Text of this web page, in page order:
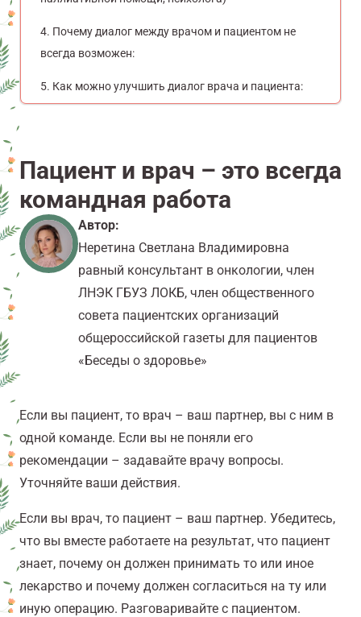
Почему диалог между врачом и пациентом не
всегда возможен:
Как можно улучшить диалог врача и пациента:
Пациент и врач – это всегда
командная работа
Автор:
Неретина Светлана Владимировна
равный консультант в онкологии, член
ЛНЭК ГБУЗ ЛОКБ, член общественного
совета пациентских организаций
общероссийской газеты для пациентов
«Беседы о здоровье»
Если вы пациент, то врач – ваш партнер, вы с ним в
одной команде. Если вы не поняли его
рекомендации – задавайте врачу вопросы.
Уточняйте ваши действия.
Если вы врач, то пациент – ваш партнер. Убедитесь,
что вы вместе работаете на результат, что пациент
знает, почему он должен принимать то или иное
лекарство и почему должен согласиться на ту или
иную операцию. Разговаривайте с пациентом.